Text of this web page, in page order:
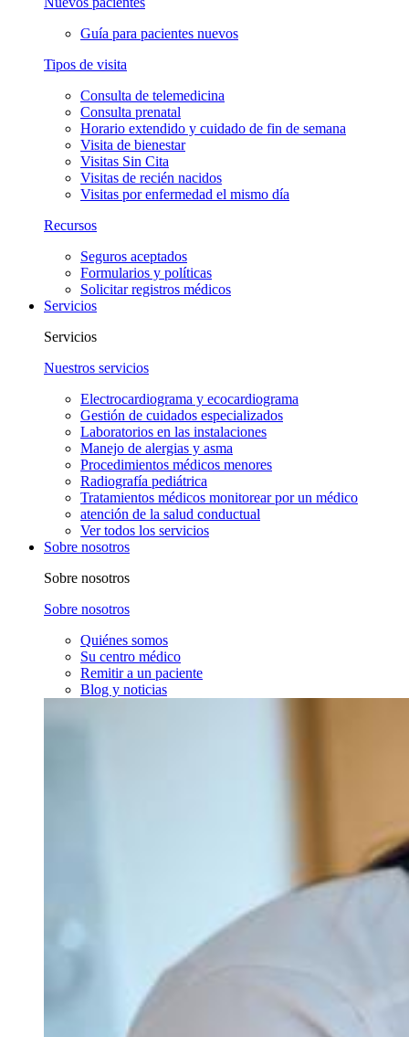
Guía para pacientes nuevos
Tipos de visita
Consulta de telemedicina
Consulta prenatal
Horario extendido y cuidado de fin de semana
Visita de bienestar
Visitas Sin Cita
Visitas de recién nacidos
Visitas por enfermedad el mismo día
Recursos
Seguros aceptados
Formularios y políticas
Solicitar registros médicos
Servicios
Servicios
Nuestros servicios
Electrocardiograma y ecocardiograma
Gestión de cuidados especializados
Laboratorios en las instalaciones
Manejo de alergias y asma
Procedimientos médicos menores
Radiografía pediátrica
Tratamientos médicos monitorear por un médico
atención de la salud conductual
Ver todos los servicios
Sobre nosotros
Sobre nosotros
Sobre nosotros
Quiénes somos
Su centro médico
Remitir a un paciente
Blog y noticias